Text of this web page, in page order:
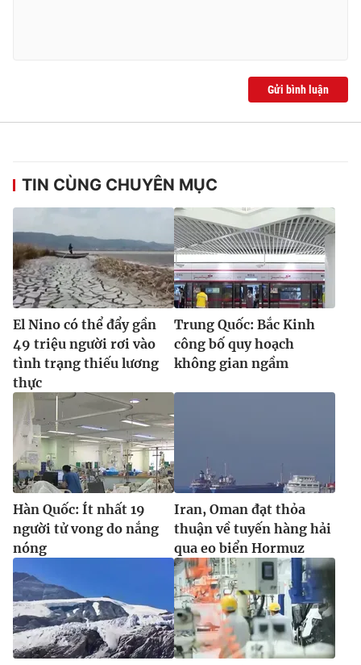
Gửi bình luận
TIN CÙNG CHUYÊN MỤC
El Nino có thể đẩy gần
49 triệu người rơi vào
tình trạng thiếu lương
thực
Trung Quốc: Bắc Kinh
công bố quy hoạch
không gian ngầm
Hàn Quốc: Ít nhất 19
người tử vong do nắng
nóng
Iran, Oman đạt thỏa
thuận về tuyến hàng hải
qua eo biển Hormuz